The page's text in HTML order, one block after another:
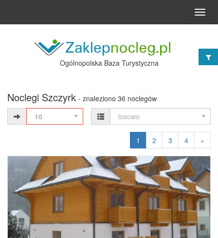
Ogólnopolska Baza Turystyczna
Noclegi Szczyrk - znaleziono 36 noclegów
10
losowo
1 2 3 4 »